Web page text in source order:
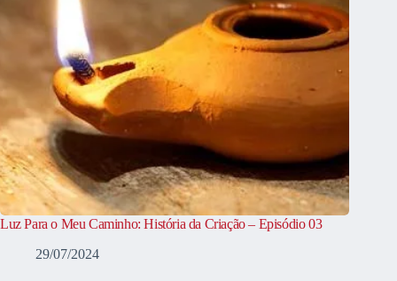
Luz Para o Meu Caminho: História da Criação – Episódio 03
29/07/2024